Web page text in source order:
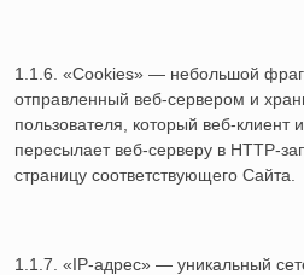
1.1.6. «Cookies» — небольшой
отправленный веб-сервером и
пользователя, который веб-клиент
пересылает веб-серверу в HTTP-
страницу соответствующего Сайта.
1.1.7. «IP-адрес» — уникальный